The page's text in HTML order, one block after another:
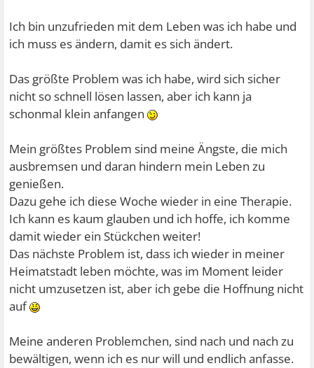
Ich bin unzufrieden mit dem Leben was ich habe und
ich muss es ändern, damit es sich ändert.
Das größte Problem was ich habe, wird sich sicher
nicht so schnell lösen lassen, aber ich kann ja
schonmal klein anfangen
Mein größtes Problem sind meine Ängste, die mich
ausbremsen und daran hindern mein Leben zu
genießen.
Dazu gehe ich diese Woche wieder in eine Therapie.
Ich kann es kaum glauben und ich hoffe, ich komme
damit wieder ein Stückchen weiter!
Das nächste Problem ist, dass ich wieder in meiner
Heimatstadt leben möchte, was im Moment leider
nicht umzusetzen ist, aber ich gebe die Hoffnung nicht
auf
Meine anderen Problemchen, sind nach und nach zu
bewältigen, wenn ich es nur will und endlich anfasse.